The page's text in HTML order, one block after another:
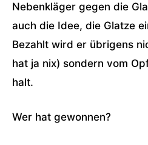
Nebenkläger gegen die
auch die Idee, die Glatze
Bezahlt wird er übrigens
hat ja nix) sondern vom
halt.
Wer hat gewonnen?